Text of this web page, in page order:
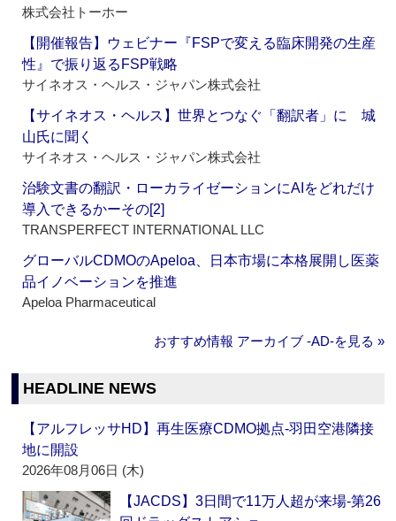
株式会社トーホー
【開催報告】ウェビナー『FSPで変える臨床開発の生産
性』で振り返るFSP戦略
サイネオス・ヘルス・ジャパン株式会社
【サイネオス・ヘルス】世界とつなぐ「翻訳者」に 城
山氏に聞く
サイネオス・ヘルス・ジャパン株式会社
治験文書の翻訳・ローカライゼーションにAIをどれだけ
導入できるかーその[2]
TRANSPERFECT INTERNATIONAL LLC
グローバルCDMOのApeloa、日本市場に本格展開し医薬
品イノベーションを推進
Apeloa Pharmaceutical
おすすめ情報 アーカイブ ‐AD‐を見る »
HEADLINE NEWS
【アルフレッサHD】再生医療CDMO拠点‐羽田空港隣接
地に開設
2026年08月06日 (木)
【JACDS】3日間で11万人超が来場‐第26